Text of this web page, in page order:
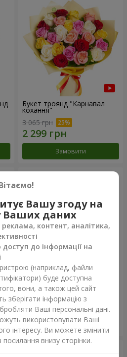
Букет троянд "Карнавал
кохання"
3 065 грн
Замовити
51 біла троянда
5 229 грн
Замовити
Вашу згоду на
Ваших даних
реклама, контент, аналітика,
до інформації на
(наприклад, файли
буде доступна
вони, а також цей сайт
зберігати інформацію з
Ваші персональні дані.
використовувати Ваші
інтересу. Ви можете змінити
посилання внизу сторінки.